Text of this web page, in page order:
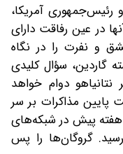
رئیس‌جمهوری آمریکا،
در عین رفاقت دارای
و نفرت را در نگاه
گاردین، سؤال کلیدی
دوام خواهد
پایین مذاکرات بر سر
پیش در شبکه‌های
گروگان‌ها را پس